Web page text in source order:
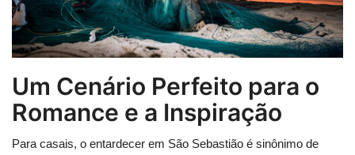
Um Cenário Perfeito para o
Romance e a Inspiração
Para casais, o entardecer em São Sebastião é sinônimo de